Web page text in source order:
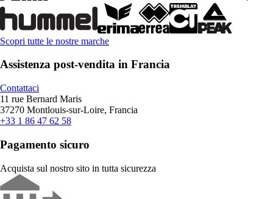
Scopri tutte le nostre marche
Assistenza post-vendita in Francia
Contattaci
11 rue Bernard Maris
37270 Montlouis-sur-Loire, Francia
+33 1 86 47 62 58
Pagamento sicuro
Acquista sul nostro sito in tutta sicurezza